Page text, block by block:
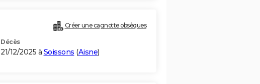
Créer une cagnotte obsèques
Décès
21/12/2025 à Soissons (Aisne)